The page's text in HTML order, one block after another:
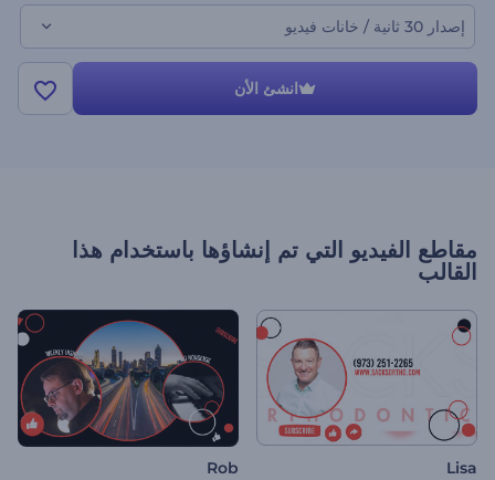
إصدار 30 ثانية / خانات فيديو
انشئ الأن
مقاطع الفيديو التي تم إنشاؤها باستخدام هذا
القالب
Lisa
Rob